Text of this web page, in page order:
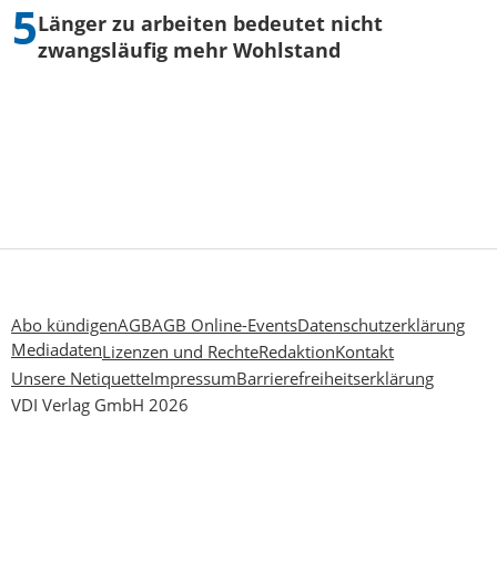
Länger zu arbeiten bedeutet nicht
zwangsläufig mehr Wohlstand
Abo kündigenAGBAGB Online-EventsDatenschutzerklärung
MediadatenLizenzen und RechteRedaktionKontakt
Unsere NetiquetteImpressumBarrierefreiheitserklärung
VDI Verlag GmbH 2026